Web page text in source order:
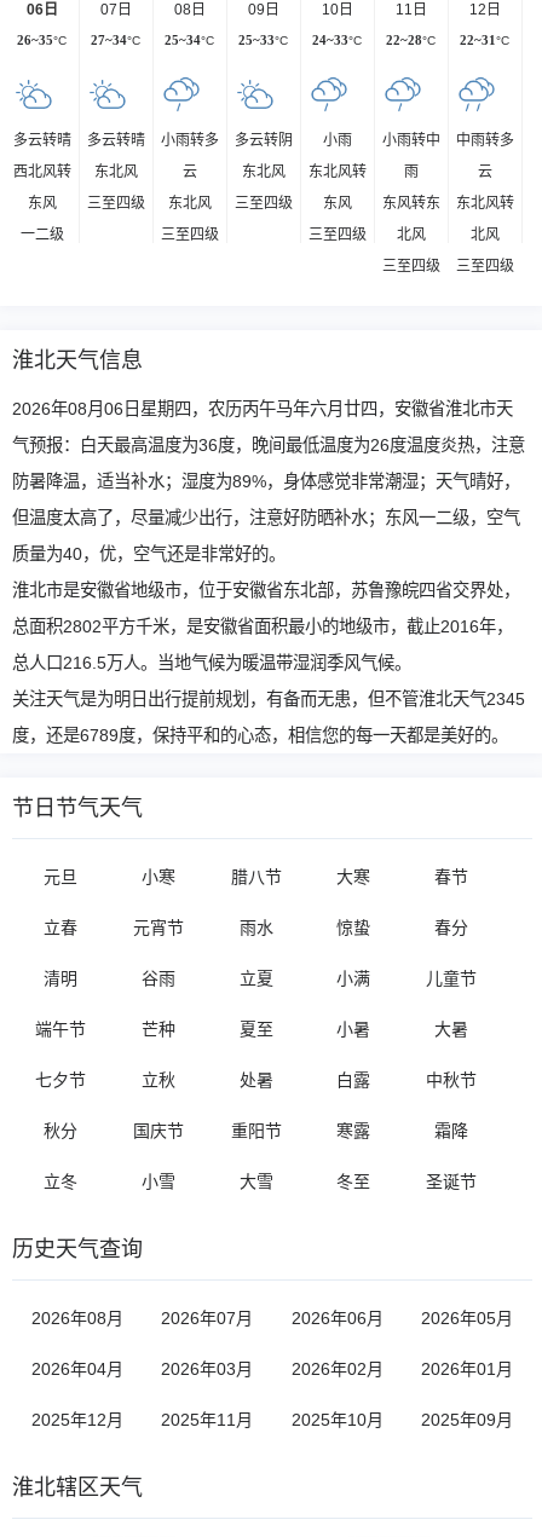
06日
26~35°C
多云转晴
西北风转
东风
一二级
07日
27~34°C
多云转晴
东北风
三至四级
08日
25~34°C
小雨转多
云
东北风
三至四级
09日
25~33°C
多云转阴
东北风
三至四级
10日
24~33°C
小雨
东北风转
东风
三至四级
11日
22~28°C
小雨转中
雨
东风转东
北风
三至四级
12日
22~31°C
中雨转多
云
东北风转
北风
三至四级
淮北天气信息
2026年08月06日星期四，农历丙午马年六月廿四，安徽省淮北市天
气预报：白天最高温度为36度，晚间最低温度为26度温度炎热，注意
防暑降温，适当补水；湿度为89%，身体感觉非常潮湿；天气晴好，
但温度太高了，尽量减少出行，注意好防晒补水；东风一二级，空气
质量为40，优，空气还是非常好的。
淮北市是安徽省地级市，位于安徽省东北部，苏鲁豫皖四省交界处，
总面积2802平方千米，是安徽省面积最小的地级市，截止2016年，
总人口216.5万人。当地气候为暖温带湿润季风气候。
关注天气是为明日出行提前规划，有备而无患，但不管淮北天气2345
度，还是6789度，保持平和的心态，相信您的每一天都是美好的。
节日节气天气
元旦 小寒 腊八节 大寒 春节
立春 元宵节 雨水 惊蛰 春分
清明 谷雨 立夏 小满 儿童节
端午节 芒种 夏至 小暑 大暑
七夕节 立秋 处暑 白露 中秋节
秋分 国庆节 重阳节 寒露 霜降
立冬 小雪 大雪 冬至 圣诞节
历史天气查询
2026年08月 2026年07月 2026年06月 2026年05月
2026年04月 2026年03月 2026年02月 2026年01月
2025年12月 2025年11月 2025年10月 2025年09月
淮北辖区天气